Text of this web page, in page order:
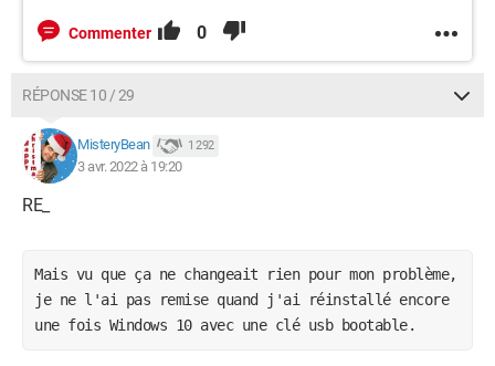
Commenter 0
RÉPONSE 10 / 29
MisteryBean 1 292
3 avr. 2022 à 19:20
RE_
Mais vu que ça ne changeait rien pour mon problème,
je ne l'ai pas remise quand j'ai réinstallé encore
une fois Windows 10 avec une clé usb bootable.